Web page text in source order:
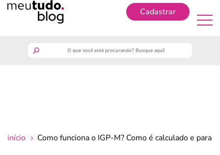
Cadastrar
início Como funciona o IGP-M? Como é calculado e para